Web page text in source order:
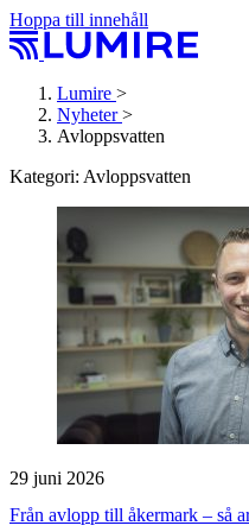
Hoppa till innehåll
Lumire >
Nyheter >
Avloppsvatten
Kategori: Avloppsvatten
29 juni 2026
Från avlopp till åkermark – så